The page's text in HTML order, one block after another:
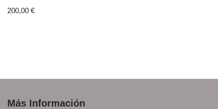
200,00 €
Más Información